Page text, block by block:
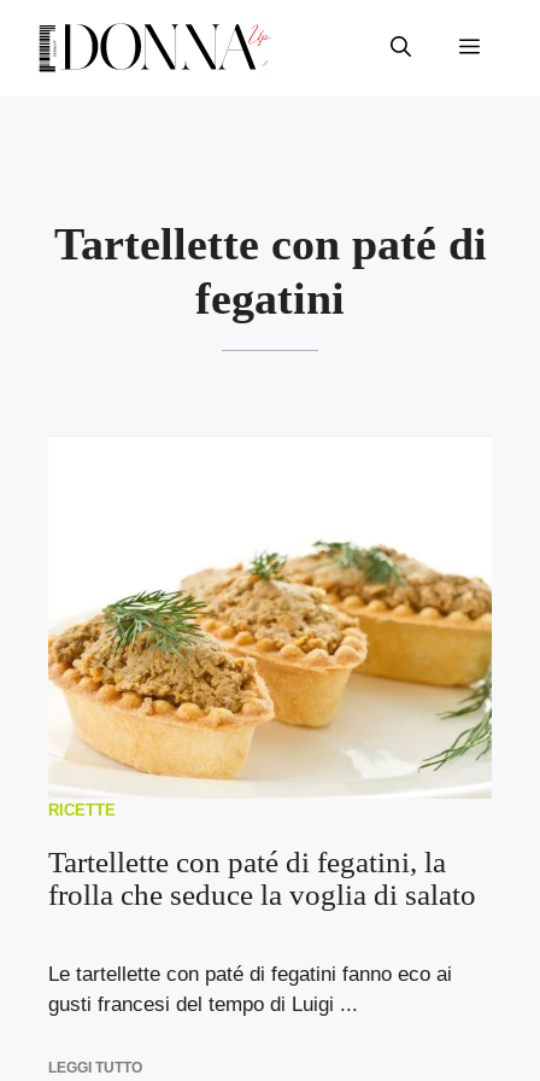
contenuto
Menu
Tartellette con paté di
fegatini
RICETTE
Tartellette con paté di fegatini, la
frolla che seduce la voglia di salato
Le tartellette con paté di fegatini fanno eco ai
gusti francesi del tempo di Luigi ...
LEGGI TUTTO